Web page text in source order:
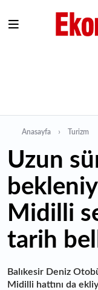
Anasayfa Turizm
Uzun
Midilli
tarih
Balıkesir Deniz
Midilli hattını da